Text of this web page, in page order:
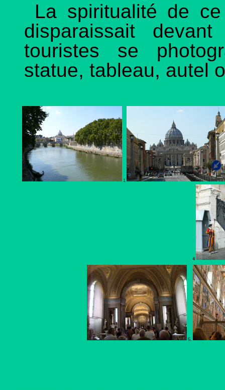
La spiritualité de
disparaissait
touristes se
statue, tableau, autel
1
4
6.